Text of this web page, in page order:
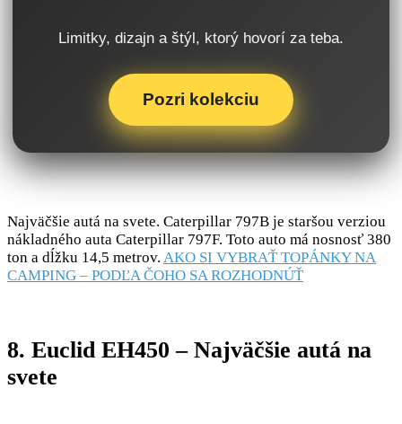
Limitky, dizajn a štýl, ktorý hovorí za teba.
Pozri kolekciu
Najväčšie autá na svete. Caterpillar 797B je staršou verziou
nákladného auta Caterpillar 797F. Toto auto má nosnosť 380
ton a dĺžku 14,5 metrov. AKO SI VYBRAŤ TOPÁNKY NA
CAMPING – PODĽA ČOHO SA ROZHODNÚŤ
8. Euclid EH450 – Najväčšie autá na
svete